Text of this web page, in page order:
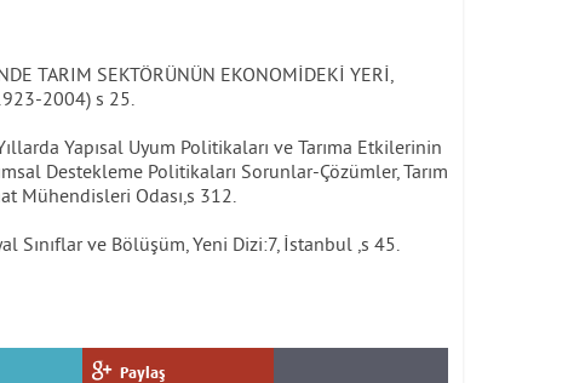
TARIM SEKTÖRÜNÜN EKONOMİDEKİ YERİ,
2004) s 25.
Yapısal Uyum Politikaları ve Tarıma Etkilerinin
Destekleme Politikaları Sorunlar-Çözümler, Tarım
Mühendisleri Odası,s 312.
Sınıflar ve Bölüşüm, Yeni Dizi:7, İstanbul ,s 45.
Paylaş